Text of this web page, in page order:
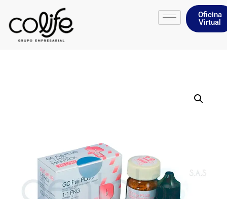
Oficina
Virtual